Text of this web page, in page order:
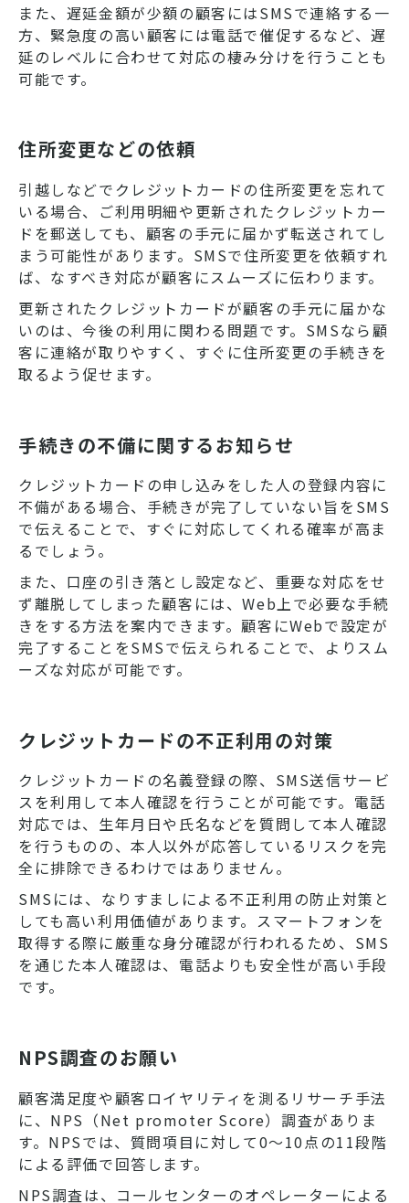
また、遅延金額が少額の顧客にはSMSで連絡する一
方、緊急度の高い顧客には電話で催促するなど、遅
延のレベルに合わせて対応の棲み分けを行うことも
可能です。
住所変更などの依頼
引越しなどでクレジットカードの住所変更を忘れて
いる場合、ご利用明細や更新されたクレジットカー
ドを郵送しても、顧客の手元に届かず転送されてし
まう可能性があります。SMSで住所変更を依頼すれ
ば、なすべき対応が顧客にスムーズに伝わります。
更新されたクレジットカードが顧客の手元に届かな
いのは、今後の利用に関わる問題です。SMSなら顧
客に連絡が取りやすく、すぐに住所変更の手続きを
取るよう促せます。
手続きの不備に関するお知らせ
クレジットカードの申し込みをした人の登録内容に
不備がある場合、手続きが完了していない旨をSMS
で伝えることで、すぐに対応してくれる確率が高ま
るでしょう。
また、口座の引き落とし設定など、重要な対応をせ
ず離脱してしまった顧客には、Web上で必要な手続
きをする方法を案内できます。顧客にWebで設定が
完了することをSMSで伝えられることで、よりスム
ーズな対応が可能です。
クレジットカードの不正利用の対策
クレジットカードの名義登録の際、SMS送信サービ
スを利用して本人確認を行うことが可能です。電話
対応では、生年月日や氏名などを質問して本人確認
を行うものの、本人以外が応答しているリスクを完
全に排除できるわけではありません。
SMSには、なりすましによる不正利用の防止対策と
しても高い利用価値があります。スマートフォンを
取得する際に厳重な身分確認が行われるため、SMS
を通じた本人確認は、電話よりも安全性が高い手段
です。
NPS調査のお願い
顧客満足度や顧客ロイヤリティを測るリサーチ手法
に、NPS（Net promoter Score）調査がありま
す。NPSでは、質問項目に対して0〜10点の11段階
による評価で回答します。
NPS調査は、コールセンターのオペレーターによる